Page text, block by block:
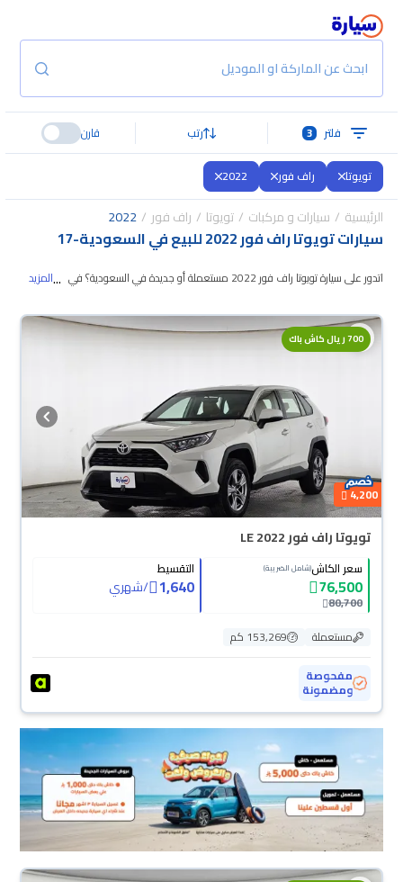
ابحث عن الماركة او الموديل
فلتر 3 رتب قارن
تويوتا راف فور 2022
الرئيسية سيارات و مركبات تويوتا راف فور 2022
سيارات تويوتا راف فور 2022 للبيع في السعودية -
17
اتدور على سيارة تويوتا راف فور 2022 مستعملة أو جديدة في السعودية؟ في
سيارات تويوتا راف فور 2022 المستعملة مضمونة ومفحوصة بأكثر من 200 نقطة
وتقدر تجربها لمدة 10 أيام، وإن ما ناسبتك لأي سبب تقدر تسترجع كامل المبلغ خلال
أو تقسيط، وتحجزها أونلاين، وبتوصلك لين باب بيتك.
...المزيد
700 ريال كاش باك
4,200
تويوتا راف فور LE 2022
سعر الكاش(شامل الضريبة)
76,500
80,700
التقسيط
1,640
/شهري
مستعملة
153,269 كم
مفحوصة
ومضمونة